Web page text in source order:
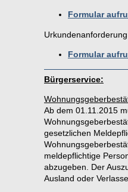
Formular
Formular
Bürgerservice:
Ab dem 01.11.2015
gesetzlichen
meldepflichtige
abzugeben. Der
Ausland oder